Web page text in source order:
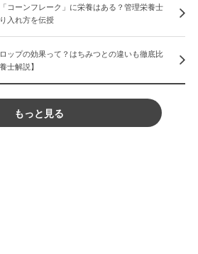
コーンフレーク」に栄養はある？管理栄養士
入れ方を伝授
ップの効果って？はちみつとの違いも徹底比
士解説】
もっと見る